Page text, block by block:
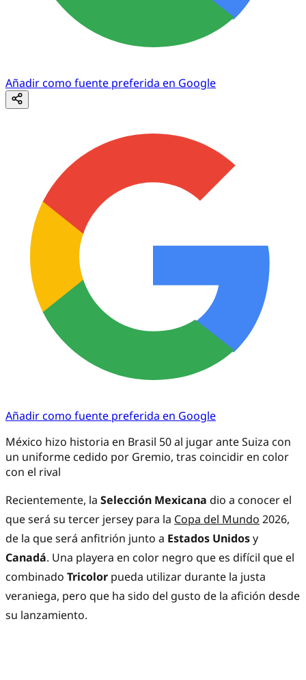
Añadir como fuente preferida en Google
Añadir como fuente preferida en Google
México hizo historia en Brasil 50 al jugar ante Suiza con
un uniforme cedido por Gremio, tras coincidir en color
con el rival
Recientemente, la Selección Mexicana dio a conocer el
que será su tercer jersey para la Copa del Mundo 2026,
de la que será anfitrión junto a Estados Unidosy
Canadá. Una playera en color negro que es difícil que el
combinado Tricolor pueda utilizar durante la justa
veraniega, pero que ha sido del gusto de la afición desde
su lanzamiento.